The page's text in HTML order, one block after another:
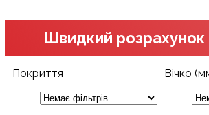
Швидкий
Покриття Вічко